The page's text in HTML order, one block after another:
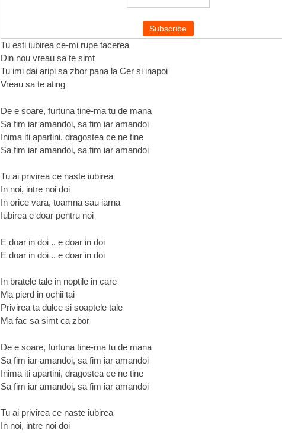
Tu esti iubirea ce-mi rupe tacerea
Din nou vreau sa te simt
Tu imi dai aripi sa zbor pana la Cer si inapoi
Vreau sa te ating
De e soare, furtuna tine-ma tu de mana
Sa fim iar amandoi, sa fim iar amandoi
Inima iti apartini, dragostea ce ne tine
Sa fim iar amandoi, sa fim iar amandoi
Tu ai privirea ce naste iubirea
In noi, intre noi doi
In orice vara, toamna sau iarna
Iubirea e doar pentru noi
E doar in doi .. e doar in doi
E doar in doi .. e doar in doi
In bratele tale in noptile in care
Ma pierd in ochii tai
Privirea ta dulce si soaptele tale
Ma fac sa simt ca zbor
De e soare, furtuna tine-ma tu de mana
Sa fim iar amandoi, sa fim iar amandoi
Inima iti apartini, dragostea ce ne tine
Sa fim iar amandoi, sa fim iar amandoi
Tu ai privirea ce naste iubirea
In noi, intre noi doi